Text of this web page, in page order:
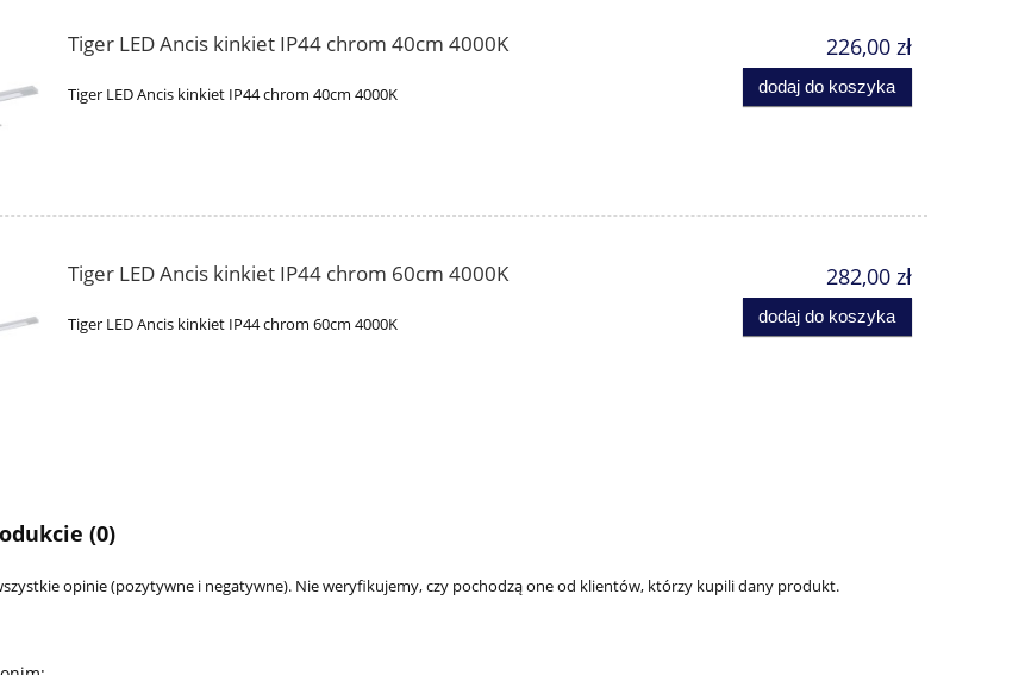
Tiger LED Ancis kinkiet IP44 chrom 40cm 4000K
Tiger LED Ancis kinkiet IP44 chrom 40cm 4000K
226,00 zł
dodaj do koszyka
Tiger LED Ancis kinkiet IP44 chrom 60cm 4000K
Tiger LED Ancis kinkiet IP44 chrom 60cm 4000K
282,00 zł
dodaj do koszyka
(0)
opinie (pozytywne i negatywne). Nie weryfikujemy, czy pochodzą one od klientów, którzy kupili dany produkt.